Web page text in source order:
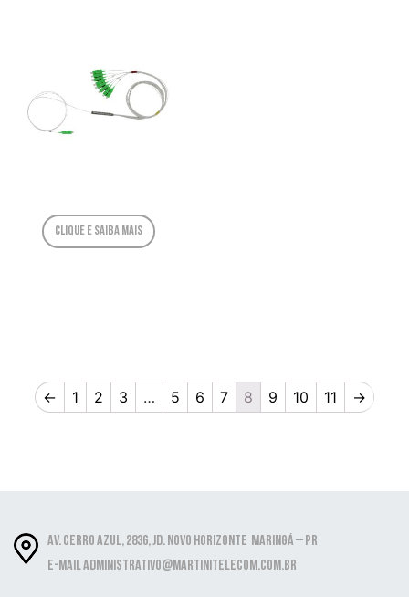
Clique e saiba mais
← 1 2 3 … 5 6 7 8 9 10 11 →
Av. Cerro Azul, 2836, Jd. Novo Horizonte Maringá – PR
E-mail administrativo@martinitelecom.com.br